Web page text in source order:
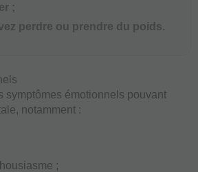
;
perdre ou prendre du poids.
symptômes émotionnels pouvant
notamment :
;